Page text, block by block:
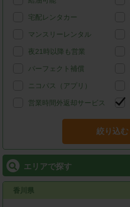
宅配レンタカー
マンスリーレンタル
夜21時以降も営業
パーフェクト補償
ニコパス（アプリ）
営業時間外返却サービス
絞り込む
エリアで探す
香川県